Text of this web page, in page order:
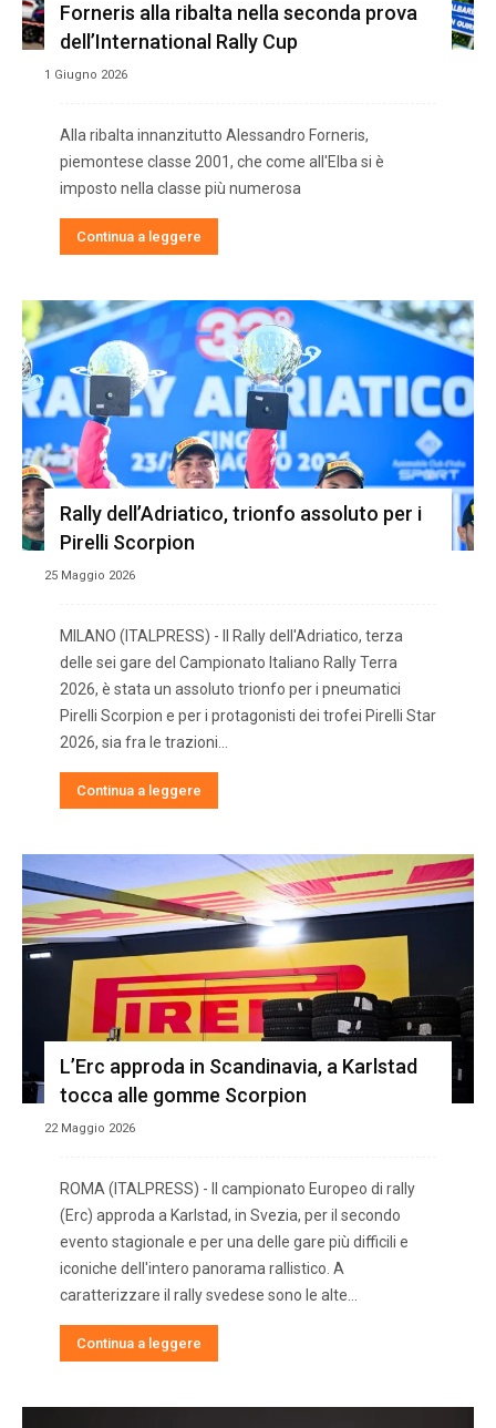
Forneris alla ribalta nella seconda prova
dell’International Rally Cup
1 Giugno 2026
Alla ribalta innanzitutto Alessandro Forneris,
piemontese classe 2001, che come all'Elba si è
imposto nella classe più numerosa
Continua a leggere
Rally dell’Adriatico, trionfo assoluto per i
Pirelli Scorpion
25 Maggio 2026
MILANO (ITALPRESS) - Il Rally dell'Adriatico, terza
delle sei gare del Campionato Italiano Rally Terra
2026, è stata un assoluto trionfo per i pneumatici
Pirelli Scorpion e per i protagonisti dei trofei Pirelli Star
2026, sia fra le trazioni...
Continua a leggere
L’Erc approda in Scandinavia, a Karlstad
tocca alle gomme Scorpion
22 Maggio 2026
ROMA (ITALPRESS) - Il campionato Europeo di rally
(Erc) approda a Karlstad, in Svezia, per il secondo
evento stagionale e per una delle gare più difficili e
iconiche dell'intero panorama rallistico. A
caratterizzare il rally svedese sono le alte...
Continua a leggere